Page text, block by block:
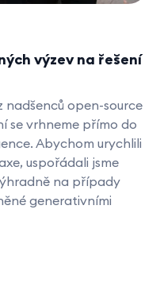
výzev na řešení
nadšenců open-source
se vrhneme přímo do
Abychom urychlili
uspořádali jsme
na případy
generativními